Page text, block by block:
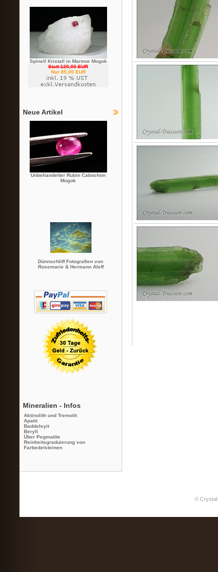
Spinell Kristall in Marmor Mogok
Statt 120,00 EUR
Nur 85,00 EUR
Neue Artikel
Unbehandelter Rubin Cabochon
Mogok
Dünnschliff Fotografien von
Rosemarie & Hermann Aleff
Mineralien - Infos
Aktinolith und Tremolit
Apatit
Baddeleyit
Beryll
Über Pegmatite
Reinheitsgraduierung von
Farbedelsteinen
©